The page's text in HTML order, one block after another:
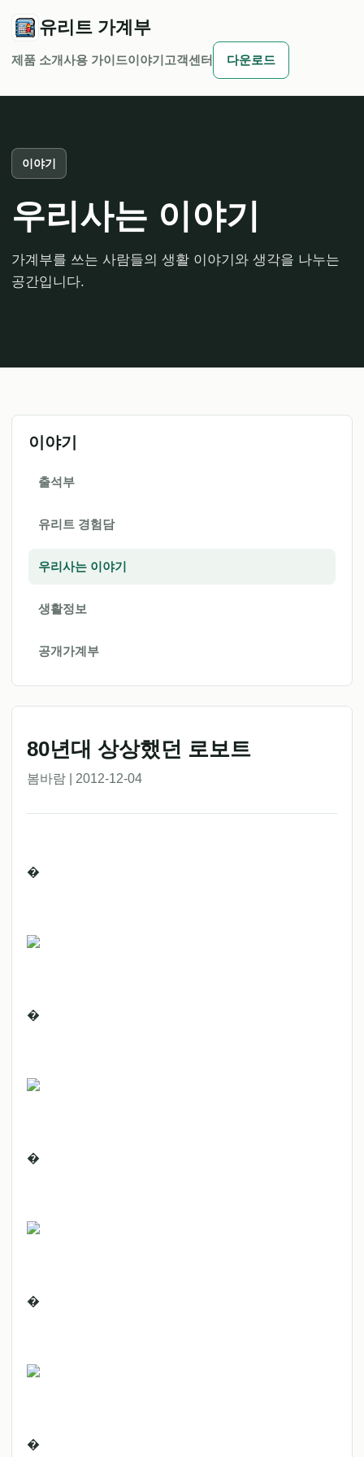
유리트 가계부
제품 소개사용 가이드이야기 고객센터 다운로드
이야기
우리사는 이야기
가계부를 쓰는 사람들의 생활 이야기와 생각을 나누는
공간입니다.
이야기
출석부
유리트 경험담
우리사는 이야기
생활정보
공개가계부
80년대 상상했던 로보트
봄바람 | 2012-12-04
�
�
�
�
�